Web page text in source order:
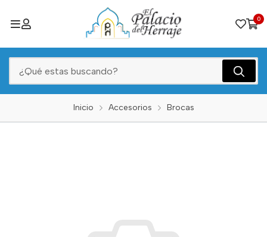
0
Inicio Accesorios Brocas